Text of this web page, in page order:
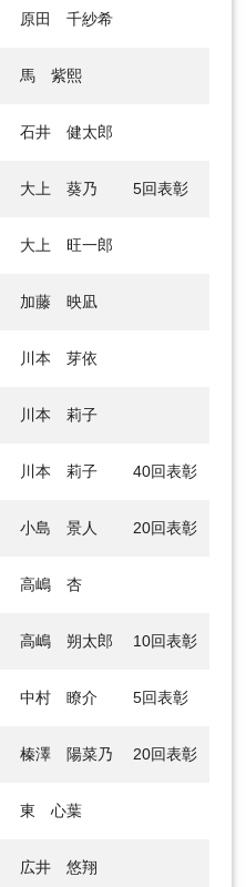
原田 千紗希
馬 紫熙
石井 健太郎
大上 葵乃 5回表彰
大上 旺一郎
加藤 映凪
川本 芽依
川本 莉子
川本 莉子 40回表彰
小島 景人 20回表彰
高嶋 杏
高嶋 朔太郎 10回表彰
中村 瞭介 5回表彰
榛澤 陽菜乃 20回表彰
東 心葉
広井 悠翔